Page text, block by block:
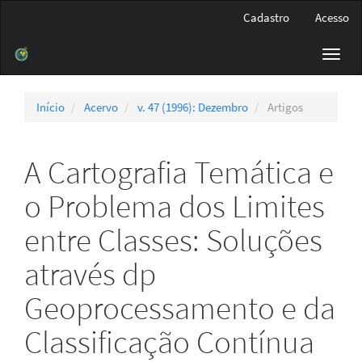
Barra
Cadastro Acesso
Início Acervo v. 47 (1996): Dezembro Artigos
A Cartografia Temática e
o Problema dos Limites
entre Classes: Soluções
através dp
Geoprocessamento e da
Classificação Contínua